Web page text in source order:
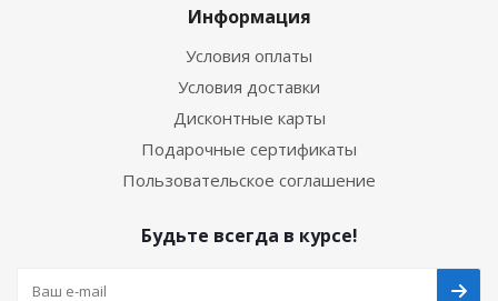
Информация
Условия оплаты
Условия доставки
Дисконтные карты
Подарочные сертификаты
Пользовательское соглашение
Будьте всегда в курсе!